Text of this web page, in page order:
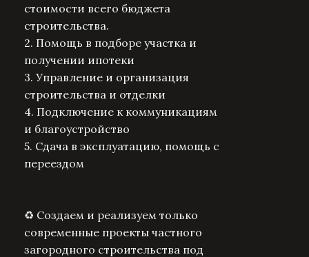
стоимости всего бюджета
строительства.
2. Помощь в подборе участка и
получении ипотеки
3. Управление и организация
строительства и отделки
4. Подключение к коммуникациям
и благоустройство
5. Сдача в эксплуатацию, помощь с
переездом
♻️ Создаем и реализуем только
современные проекты частного
загородного строительства под